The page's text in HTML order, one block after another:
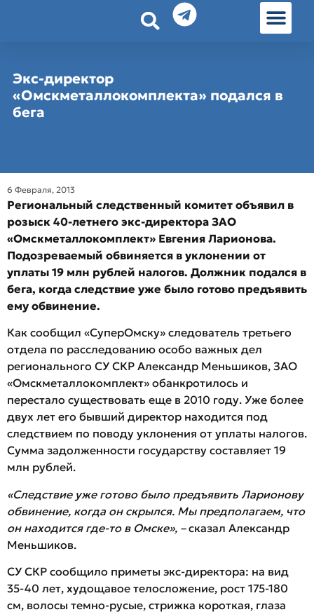
Экс-директор
«Омскметаллокомплекта» подался в
бега
6 Февраля, 2013
Региональный следственный комитет объявил в
розыск 40-летнего экс-директора ЗАО
«Омскметаллокомплект» Евгения Ларионова.
Подозреваемый обвиняется в уклонении от
уплаты 19 млн рублей налогов. Должник подался в
бега, когда следствие уже было готово предъявить
ему обвинение.
Как сообщил «СуперОмску» следователь третьего
отдела по расследованию особо важных дел
регионального СУ СКР Александр Меньшиков, ЗАО
«Омскметаллокомплект» обанкротилось и
перестало существовать еще в 2010 году. Уже более
двух лет его бывший директор находится под
следствием по поводу уклонения от уплаты налогов.
Сумма задолженности государству составляет 19
млн рублей.
«Следствие уже готово было предъявить Ларионову
обвинение, когда он скрылся. Мы предполагаем, что
он находится где-то в Омске», – сказал Александр
Меньшиков.
СУ СКР сообщило приметы экс-директора: на вид
35-40 лет, худощавое телосложение, рост 175-180
см, волосы темно-русые, стрижка короткая, глаза